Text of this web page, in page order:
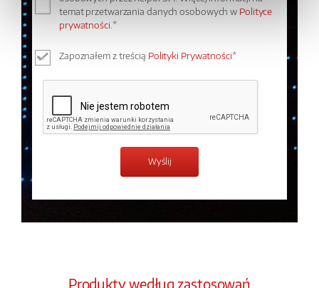
temat przetwarzania danych osobowych w Polityce
prywatności.*
Zapoznałem z treścią Polityki Prywatności*
Produkty według zastosowań